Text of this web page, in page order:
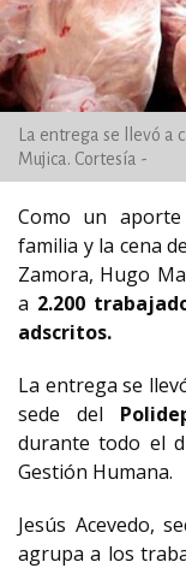
La entrega se llevó a
Mujica. Cortesía -
Como un
familia y la cena
Zamora, Hugo
a 2.200
adscritos.
La entrega se
sede del
durante todo el
Gestión Humana.
Jesús Acevedo,
agrupa a los